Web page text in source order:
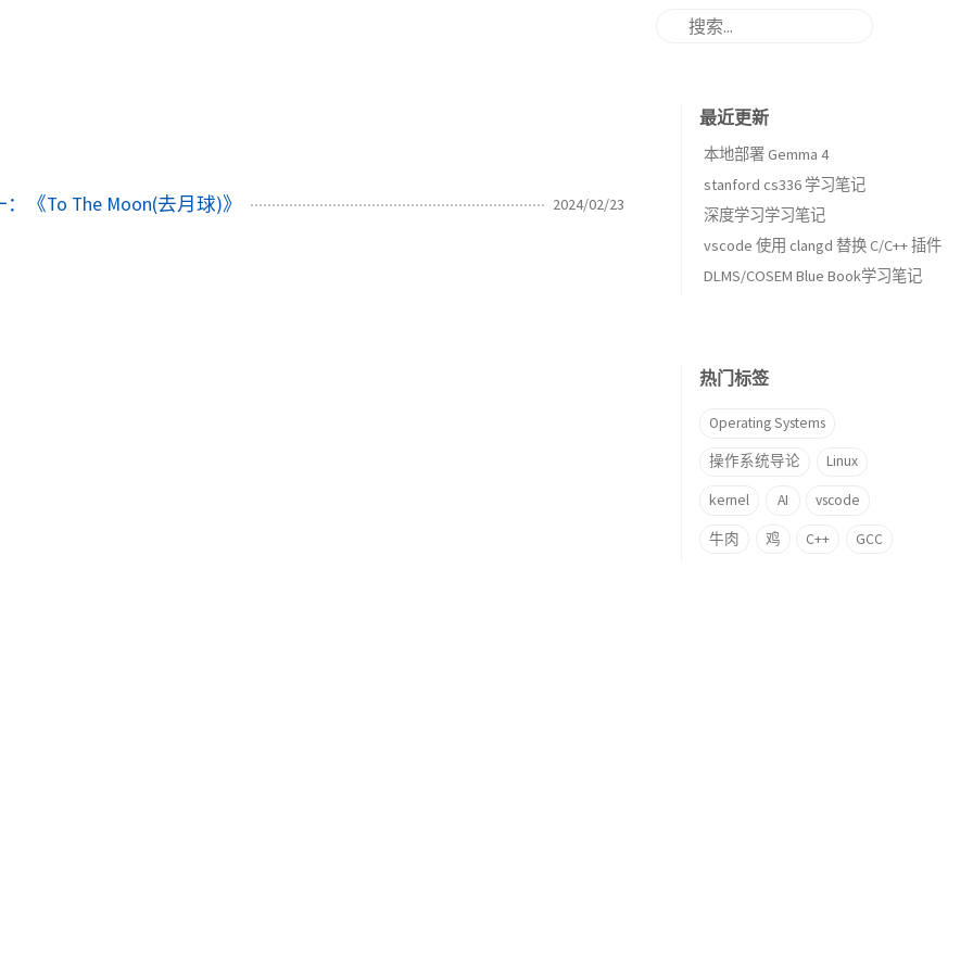
《To The Moon(去月球)》 2024/02/23
最近更新
本地部署 Gemma 4
stanford cs336 学习笔记
深度学习学习笔记
vscode 使用 clangd 替换 C/C++ 插件
DLMS/COSEM Blue Book学习笔记
热门标签
Operating Systems
操作系统导论 Linux
kernel AI vscode
牛肉 鸡 C++ GCC